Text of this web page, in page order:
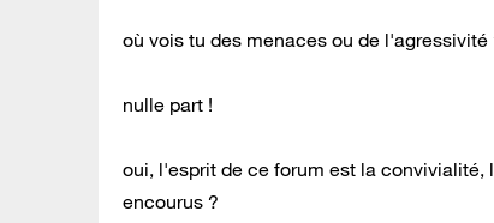
où vois tu des menaces ou de l'agressivité
nulle part !
oui, l'esprit de ce forum est la
encourus ?